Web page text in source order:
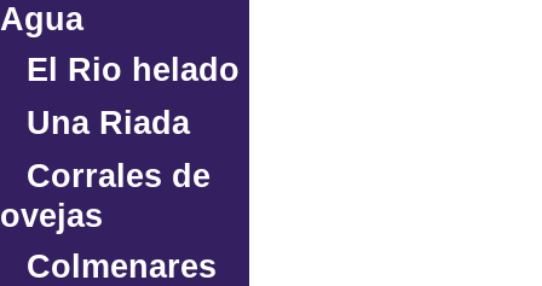
Agua
El Rio helado
Una Riada
Corrales de
ovejas
Colmenares